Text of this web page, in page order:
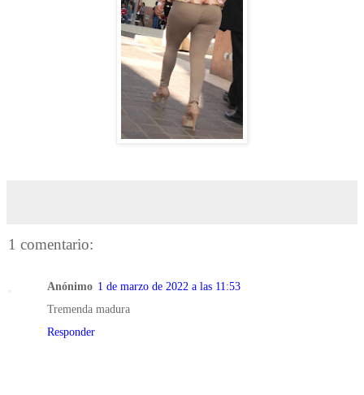
1 comentario:
Anónimo 1 de marzo de 2022 a las 11:53
Tremenda madura
Responder